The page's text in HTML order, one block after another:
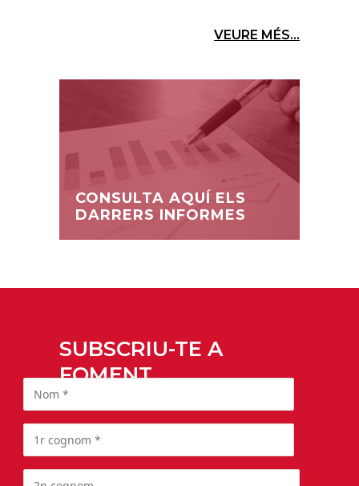
VEURE MÉS...
CONSULTA AQUÍ ELS
DARRERS INFORMES
SUBSCRIU-TE A
FOMENT